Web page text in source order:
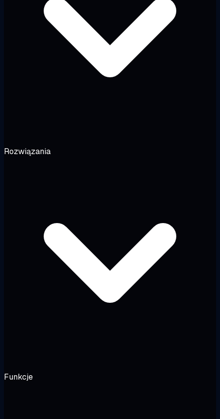
Rozwiązania
Funkcje